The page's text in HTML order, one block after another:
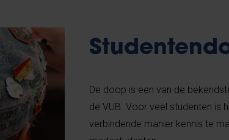
De doop is een van de
de VUB. Voor veel studenten is
verbindende manier kennis te